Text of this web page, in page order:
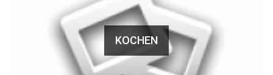
KOCHEN